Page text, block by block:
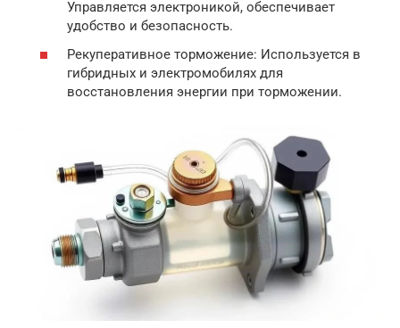
Управляется электроникой, обеспечивает
удобство и безопасность.
Рекуперативное торможение: Используется в
гибридных и электромобилях для
восстановления энергии при торможении.